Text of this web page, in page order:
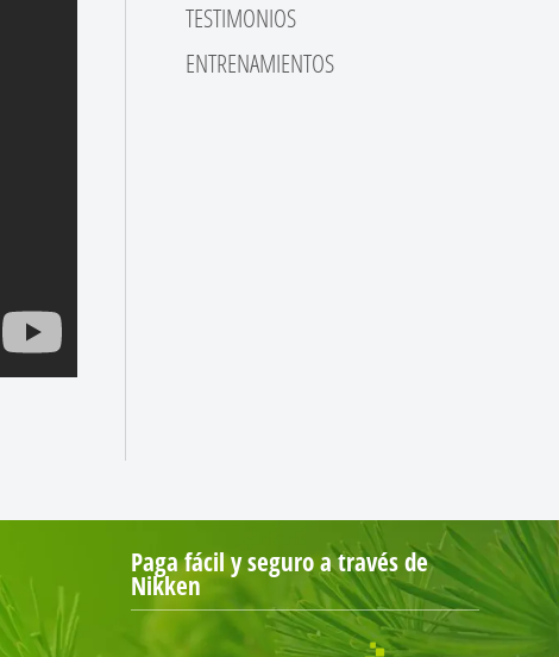
TESTIMONIOS
ENTRENAMIENTOS
Paga fácil y seguro a través de
Nikken